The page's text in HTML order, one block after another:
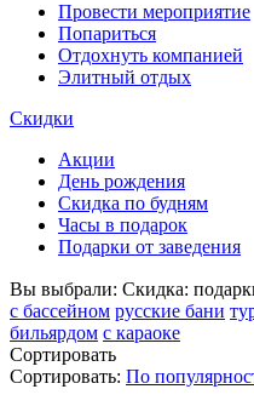
Провести мероприятие
Попариться
Отдохнуть компанией
Элитный отдых
Скидки
Акции
День рождения
Скидка по будням
Часы в подарок
Подарки от заведения
Вы выбрали: Скидка:
с бассейном русские бани
бильярдом с караоке
Сортировать
Сортировать: По